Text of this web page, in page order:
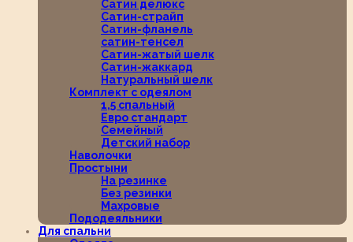
Сатин делюкс
Сатин-страйп
Сатин-фланель
сатин-тенсел
Сатин-жатый шелк
Сатин-жаккард
Натуральный шелк
Комплект с одеялом
1,5 спальный
Евро стандарт
Семейный
Детский набор
Наволочки
Простыни
На резинке
Без резинки
Махровые
Пододеяльники
Для спальни